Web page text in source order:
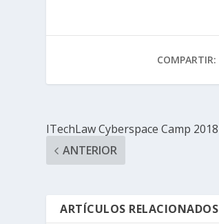
COMPARTIR:
ITechLaw Cyberspace Camp 2018
ANTERIOR
ARTÍCULOS RELACIONADOS